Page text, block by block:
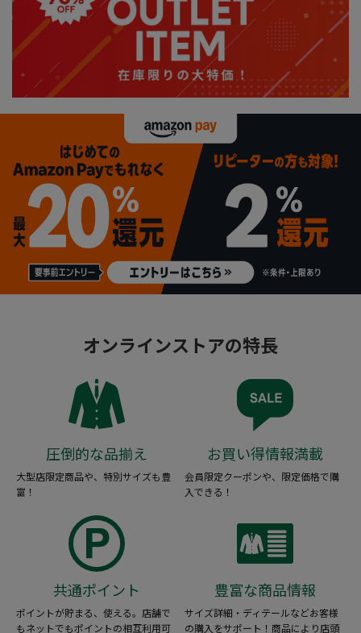
オンラインストアの特長
圧倒的な品揃え
大型店限定商品や、特別サイズも豊
富！
お買い得情報満載
会員限定クーポンや、限定価格で購
入できる！
共通ポイント
ポイントが貯まる、使える。店舗で
もネットでもポイントの相互利用可
豊富な商品情報
サイズ詳細・ディテールなどお客様
の購入をサポート！商品により店頭